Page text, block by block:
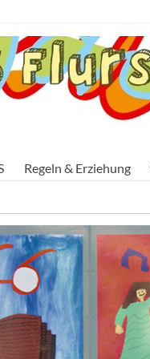
Regeln & Erziehung